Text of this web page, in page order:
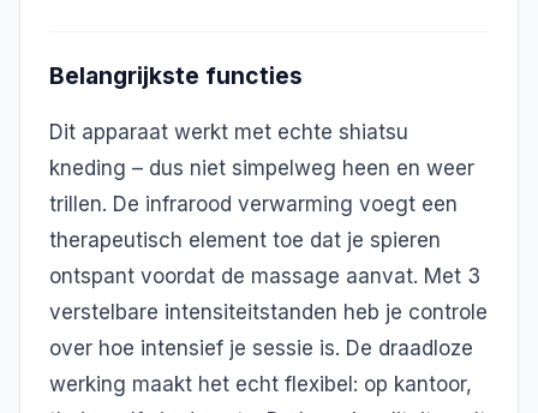
Belangrijkste functies
Dit apparaat werkt met echte shiatsu
kneding – dus niet simpelweg heen en weer
trillen. De infrarood verwarming voegt een
therapeutisch element toe dat je spieren
ontspant voordat de massage aanvat. Met 3
verstelbare intensiteitstanden heb je controle
over hoe intensief je sessie is. De draadloze
werking maakt het echt flexibel: op kantoor,